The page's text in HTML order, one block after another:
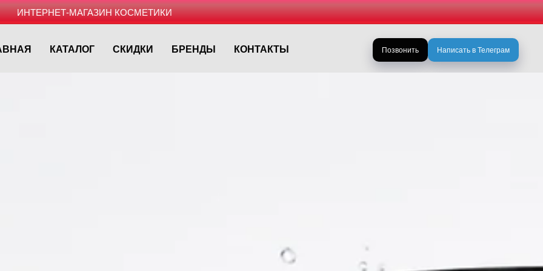
ИНТЕРНЕТ-МАГАЗИН КОСМЕТИКИ
КАТАЛОГ СКИДКИ БРЕНДЫ КОНТАКТЫ Позвонить Написать в Телеграм